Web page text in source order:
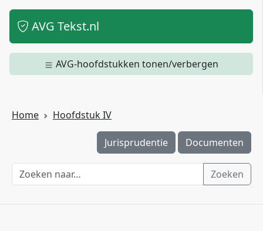
AVG Tekst.nl
AVG-hoofdstukken tonen/verbergen
Home Hoofdstuk IV
Jurisprudentie Documenten
Zoeken